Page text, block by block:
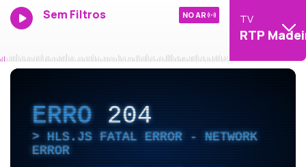
Sem Filtros NO AR TV
RTP
ERRO204
HLS.JS FATAL ERROR - NETWORK
ERROR